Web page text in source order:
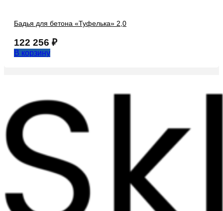
Бадья для бетона «Туфелька» 2,0
122 256 ₽
В корзину